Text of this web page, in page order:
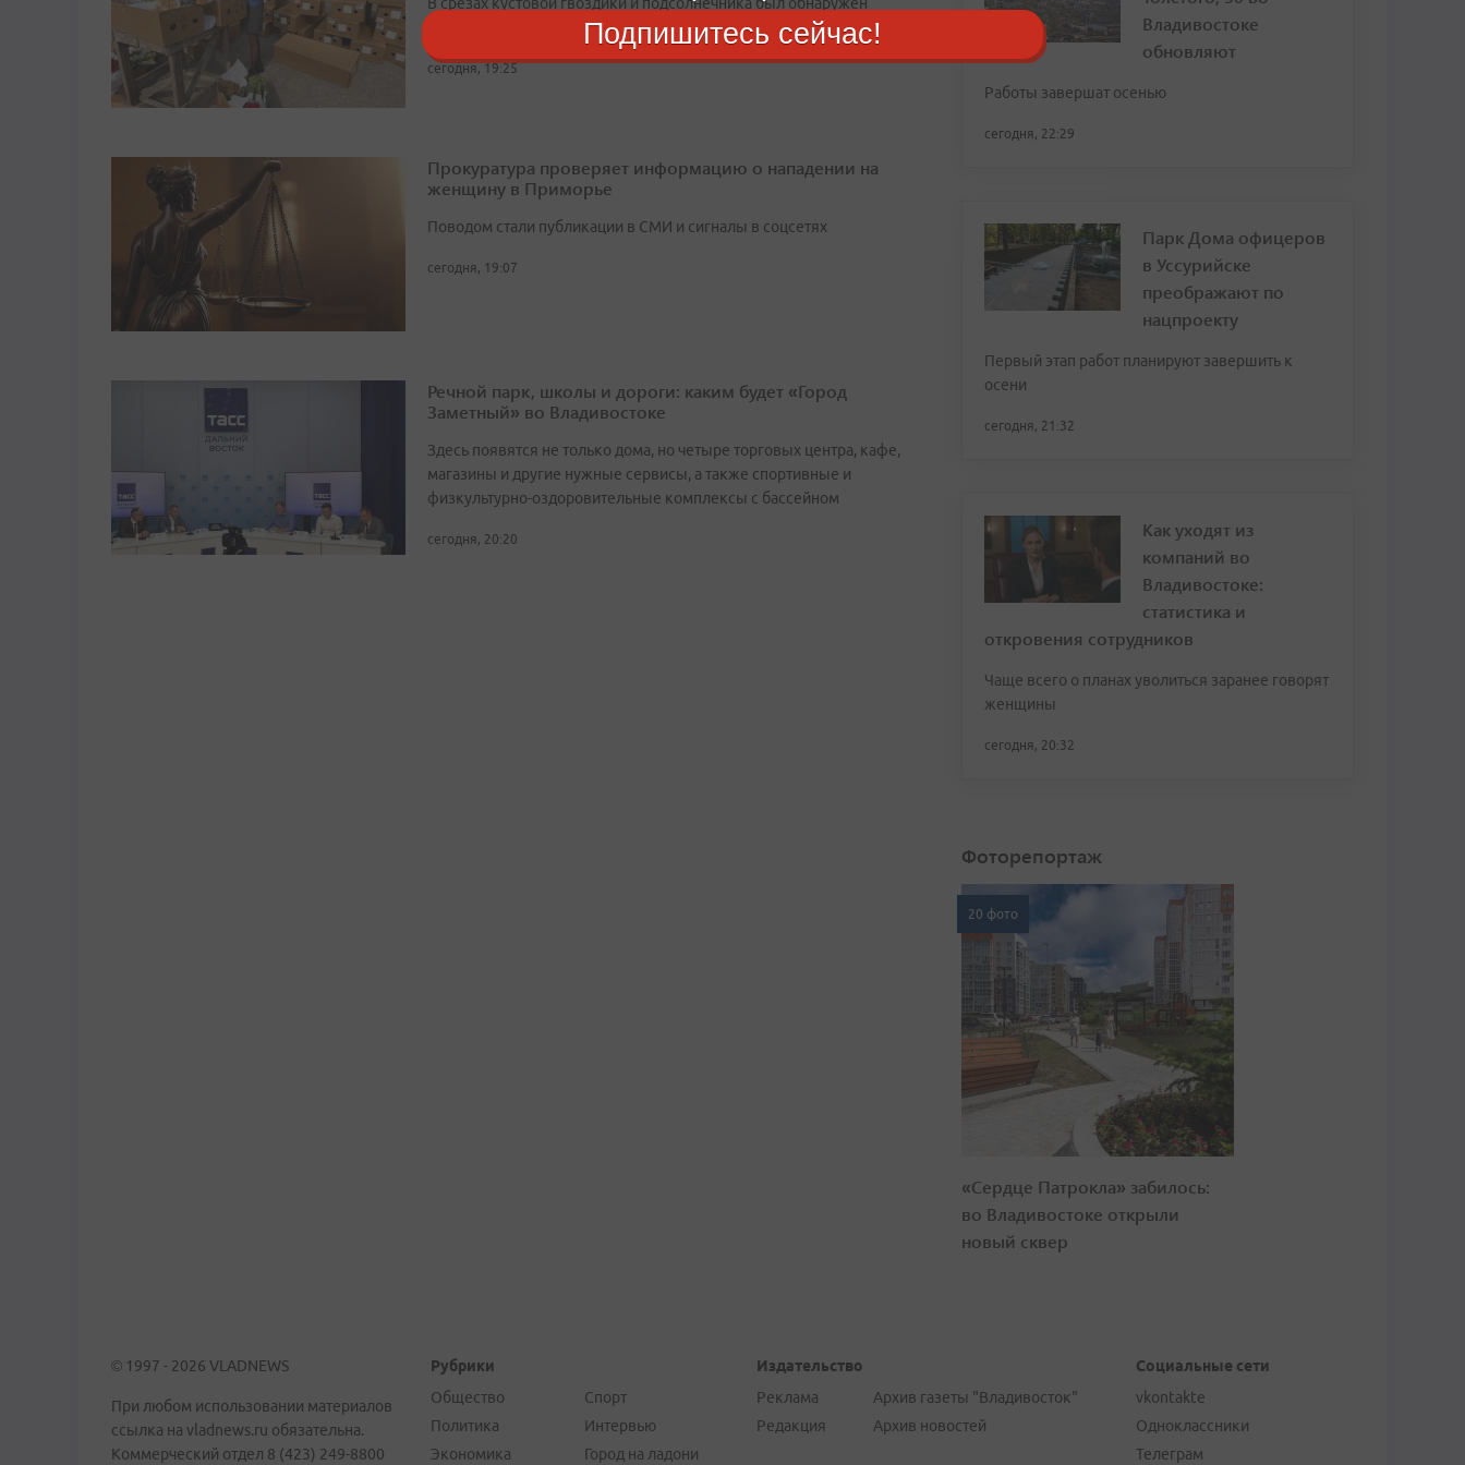
В срезах кустовой гвоздики и подсолнечника был обнаружен
западный цветочный трипс
сегодня, 19:25
Прокуратура проверяет информацию о нападении на
женщину в Приморье
Поводом стали публикации в СМИ и сигналы в соцсетях
сегодня, 19:07
Речной парк, школы и дороги: каким будет «Город
Заметный» во Владивостоке
Здесь появятся не только дома, но четыре торговых центра, кафе,
магазины и другие нужные сервисы, а также спортивные и
физкультурно-оздоровительные комплексы с бассейном
сегодня, 20:20
Владивостоке
обновляют
Работы завершат осенью
сегодня, 22:29
Парк Дома офицеров
в Уссурийске
преображают по
нацпроекту
Первый этап работ планируют завершить к
осени
сегодня, 21:32
Как уходят из
компаний во
Владивостоке:
статистика и
откровения сотрудников
Чаще всего о планах уволиться заранее говорят
женщины
сегодня, 20:32
Фоторепортаж
20 фото
«Сердце Патрокла» забилось:
во Владивостоке открыли
новый сквер
© 1997 - 2026 VLADNEWS
При любом использовании материалов
ссылка на vladnews.ru обязательна.
Коммерческий отдел 8 (423) 249-8800
Рубрики
Общество
Политика
Экономика
Спорт
Интервью
Город на ладони
Издательство
Реклама
Редакция
Архив газеты "Владивосток"
Архив новостей
Социальные сети
vkontakte
Одноклассники
Телеграм
Подпишитесь сейчас!